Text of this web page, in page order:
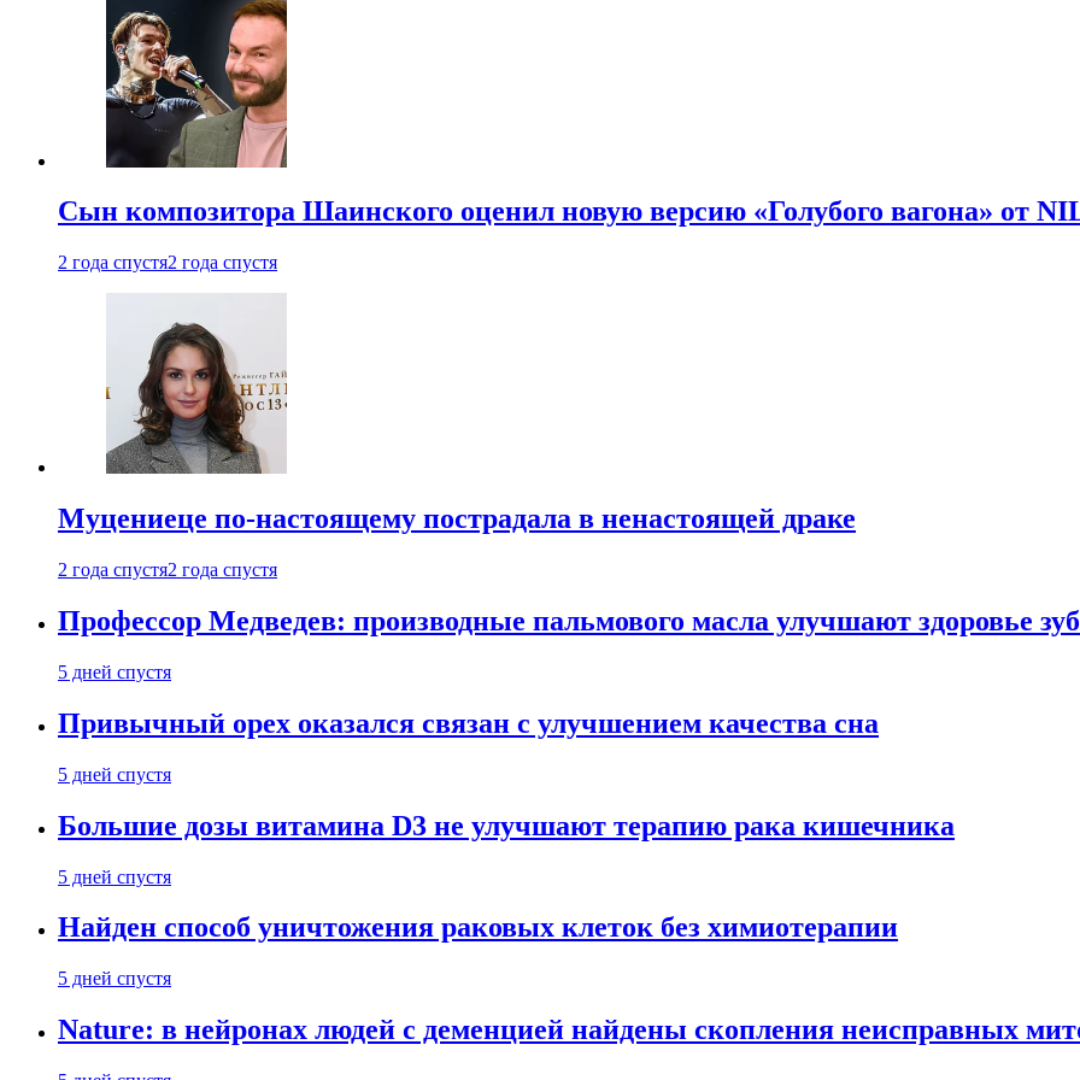
Сын композитора Шаинского оценил новую версию «Голубого вагона» от
2 года спустя2 года спустя
Муцениеце по-настоящему пострадала в ненастоящей драке
2 года спустя2 года спустя
Профессор Медведев: производные пальмового масла улучшают здоровье
5 дней спустя
Привычный орех оказался связан с улучшением качества сна
5 дней спустя
Большие дозы витамина D3 не улучшают терапию рака кишечника
5 дней спустя
Найден способ уничтожения раковых клеток без химиотерапии
5 дней спустя
Nature: в нейронах людей с деменцией найдены скопления неисправных